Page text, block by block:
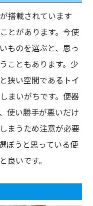
搭載されています
とがあります。今使
ものを選ぶと、思っ
こともあります。少
狭い空間であるトイ
まいがちです。便器
使い勝手が悪いだけ
まうため注意が必要
ぼうと思っている便
良いです。